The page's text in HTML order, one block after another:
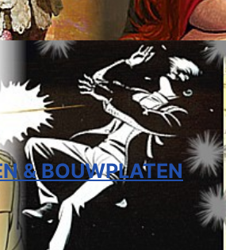
& BOUWPLATEN